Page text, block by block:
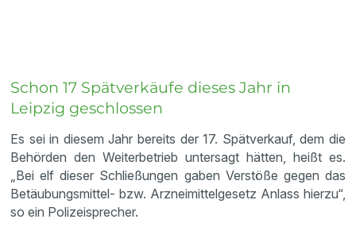
Schon 17 Spätverkäufe dieses Jahr in
Leipzig geschlossen
Es sei in diesem Jahr bereits der 17. Spätverkauf, dem die
Behörden den Weiterbetrieb untersagt hätten, heißt es.
„Bei elf dieser Schließungen gaben Verstöße gegen das
Betäubungsmittel- bzw. Arzneimittelgesetz Anlass hierzu“,
so ein Polizeisprecher.